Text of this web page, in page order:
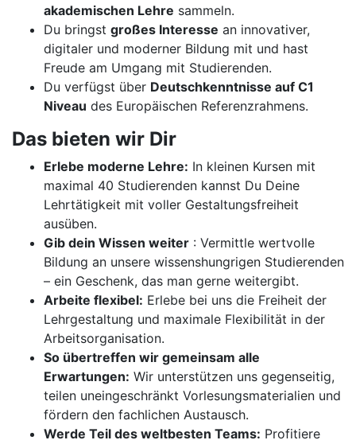
akademischen Lehre sammeln.
Du bringst großes Interesse an innovativer,
digitaler und moderner Bildung mit und hast
Freude am Umgang mit Studierenden.
Du verfügst über Deutschkenntnisse auf C1
Niveau des Europäischen Referenzrahmens.
Das bieten wir Dir
Erlebe moderne Lehre: In kleinen Kursen mit
maximal 40 Studierenden kannst Du Deine
Lehrtätigkeit mit voller Gestaltungsfreiheit
ausüben.
Gib dein Wissen weiter : Vermittle wertvolle
Bildung an unsere wissenshungrigen Studierenden
– ein Geschenk, das man gerne weitergibt.
Arbeite flexibel: Erlebe bei uns die Freiheit der
Lehrgestaltung und maximale Flexibilität in der
Arbeitsorganisation.
So übertreffen wir gemeinsam alle
Erwartungen: Wir unterstützen uns gegenseitig,
teilen uneingeschränkt Vorlesungsmaterialien und
fördern den fachlichen Austausch.
Werde Teil des weltbesten Teams: Profitiere